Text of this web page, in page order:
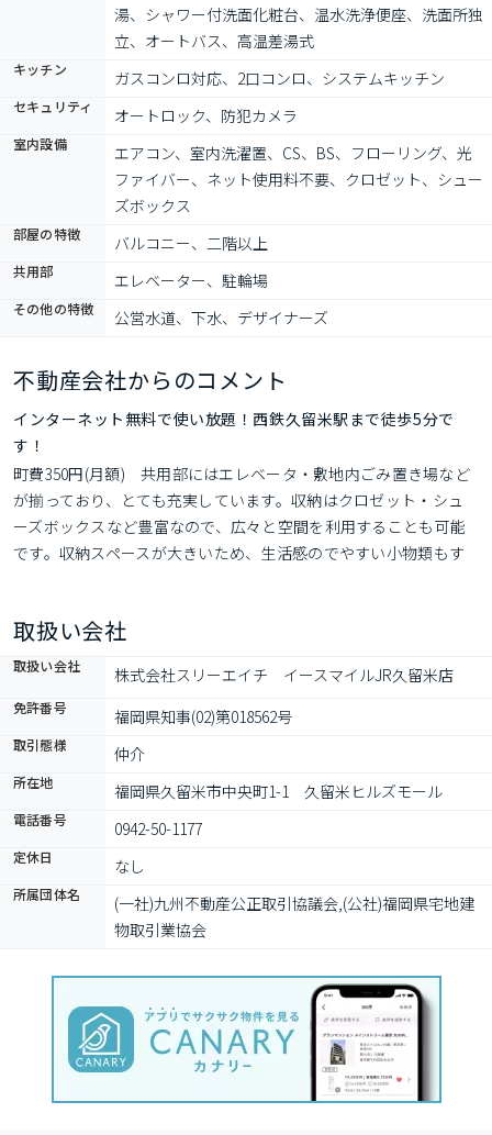
湯、シャワー付洗面化粧台、温水洗浄便座、洗面所独
立、オートバス、高温差湯式
キッチン ガスコンロ対応、2口コンロ、システムキッチン
セキュリティ オートロック、防犯カメラ
室内設備
エアコン、室内洗濯置、CS、BS、フローリング、光
ファイバー、ネット使用料不要、クロゼット、シュー
ズボックス
部屋の特徴 バルコニー、二階以上
共用部 エレベーター、駐輪場
その他の特徴 公営水道、下水、デザイナーズ
不動産会社からのコメント
インターネット無料で使い放題！西鉄久留米駅まで徒歩5分で
す！
町費350円(月額)　共用部にはエレベータ・敷地内ごみ置き場など
が揃っており、とても充実しています。収納はクロゼット・シュ
ーズボックスなど豊富なので、広々と空間を利用することも可能
です。収納スペースが大きいため、生活感のでやすい小物類もす
全面でも優れております。こちらは駐輪場付きの物件で
取扱い会社
取扱い会社 株式会社スリーエイチ　イースマイルJR久留米店
免許番号 福岡県知事(02)第018562号
取引態様 仲介
所在地 福岡県久留米市中央町1-1　久留米ヒルズモール
電話番号 0942-50-1177
定休日 なし
所属団体名
(一社)九州不動産公正取引協議会,(公社)福岡県宅地建
物取引業協会